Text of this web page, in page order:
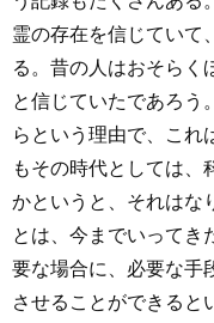
霊の存在を信じていて
る。昔の人はおそらく
と信じていたであろう
らという理由で、これ
もその時代としては、
かというと、それはな
とは、今までいってき
要な場合に、必要な手
させることができると